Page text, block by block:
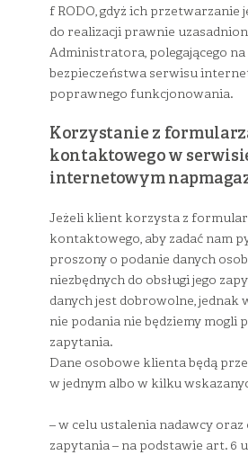
f RODO, gdyż ich przetwarzanie
do realizacji prawnie
Administratora, polegającego
bezpieczeństwa serwisu
poprawnego funkcjonowania.
Korzystanie z
kontaktowego w
internetowym
Jeżeli klient korzysta z
kontaktowego, aby zadać nam
proszony o podanie danych
niezbędnych do obsługi jego
danych jest dobrowolne, jednak
nie podania nie będziemy mogli
zapytania.
Dane osobowe klienta będą
w jednym albo w kilku
– w celu ustalenia nadawcy oraz
zapytania – na podstawie art. 6